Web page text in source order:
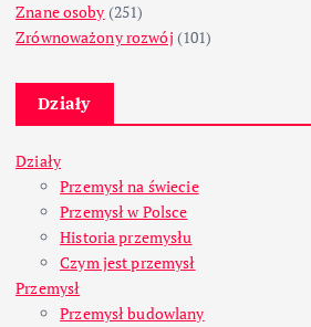
Znane osoby (251)
Zrównoważony rozwój (101)
Działy
Działy
Przemysł na świecie
Przemysł w Polsce
Historia przemysłu
Czym jest przemysł
Przemysł
Przemysł budowlany